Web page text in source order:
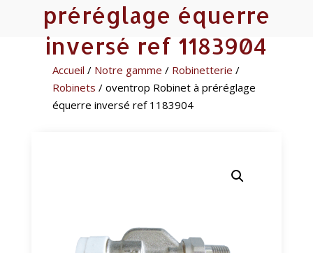
préréglage équerre
inversé ref 1183904
Accueil / Notre gamme / Robinetterie /
Robinets / oventrop Robinet à préréglage
équerre inversé ref 1183904